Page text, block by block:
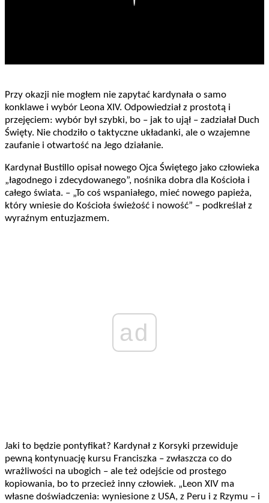
Przy okazji nie mogłem nie zapytać kardynała o samo
konklawe i wybór Leona XIV. Odpowiedział z prostotą i
przejęciem: wybór był szybki, bo – jak to ujął – zadziałał Duch
Święty. Nie chodziło o taktyczne układanki, ale o wzajemne
zaufanie i otwartość na Jego działanie.
Kardynał Bustillo opisał nowego Ojca Świętego jako człowieka
„łagodnego i zdecydowanego”, nośnika dobra dla Kościoła i
całego świata. – „To coś wspaniałego, mieć nowego papieża,
który wniesie do Kościoła świeżość i nowość” – podkreślał z
wyraźnym entuzjazmem.
ad
Jaki to będzie pontyfikat? Kardynał z Korsyki przewiduje
pewną kontynuację kursu Franciszka – zwłaszcza co do
wrażliwości na ubogich – ale też odejście od prostego
kopiowania, bo to przecież inny człowiek. „Leon XIV ma
własne doświadczenia: wyniesione z USA, z Peru i z Rzymu – i